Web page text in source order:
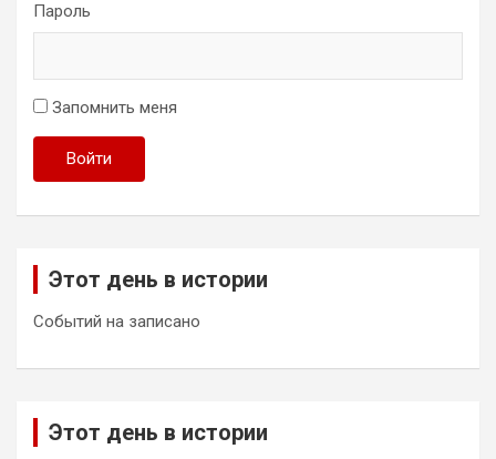
Пароль
Запомнить меня
Войти
Этот день в истории
Событий на записано
Этот день в истории